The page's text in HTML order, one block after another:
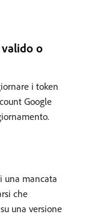
o
i token
Google
una mancata
che
una versione